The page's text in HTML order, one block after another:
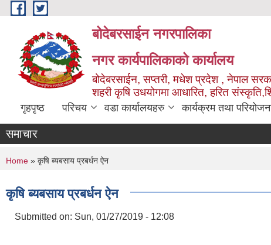
Skip to main content
बोदेबरसाईन नगरपालिका
नगर कार्यपालिकाको कार्यालय
बोदेबरसाईन, सप्तरी, मधेश प्रदेश , नेपाल
शहरी कृषि उधयोगमा आधारित, हरित
गृहपृष्ठ परिचय वडा कार्यालयहरु कार्यक्रम तथा
समाचार
You are here
Home » कृषि ब्यबसाय प्रबर्धन ऐन
कृषि ब्यबसाय प्रबर्धन ऐन
Submitted on: Sun, 01/27/2019 - 12:08